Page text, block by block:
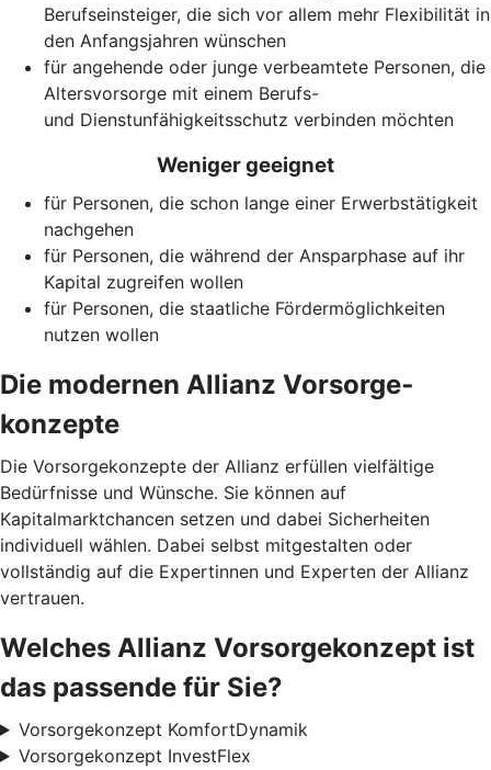
Berufseinsteiger, die sich vor allem mehr Flexibilität in
den Anfangsjahren wünschen
für angehende oder junge verbeamtete Personen, die
Altersvorsorge mit einem Berufs-
und Dienstunfähigkeitsschutz verbinden möchten
Weniger geeignet
für Personen, die schon lange einer Erwerbstätigkeit
nachgehen
für Personen, die während der Ansparphase auf ihr
Kapital zugreifen wollen
für Personen, die staatliche Fördermöglichkeiten
nutzen wollen
Die modernen Allianz Vorsorge­
konzepte
Die Vorsorgekonzepte der Allianz erfüllen vielfältige
Bedürfnisse und Wünsche. Sie können auf
Kapitalmarktchancen setzen und dabei Sicherheiten
individuell wählen. Dabei selbst mitgestalten oder
vollständig auf die Expertinnen und Experten der Allianz
vertrauen.
Welches Allianz Vorsorgekonzept ist
das passende für Sie?
Vorsorgekonzept KomfortDynamik
Vorsorgekonzept InvestFlex